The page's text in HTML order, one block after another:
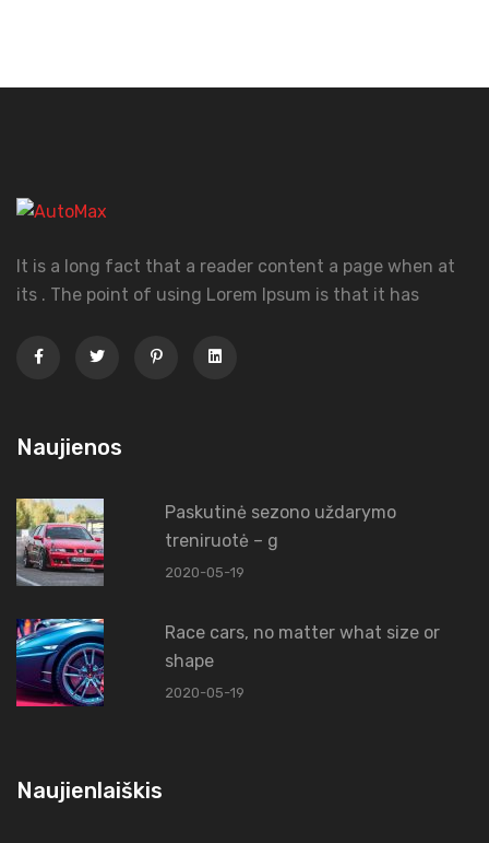
It is a long fact that a reader content a page when at
its . The point of using Lorem Ipsum is that it has
Naujienos
Paskutinė sezono uždarymo
treniruotė – g
2020-05-19
Race cars, no matter what size or
shape
2020-05-19
Naujienlaiškis